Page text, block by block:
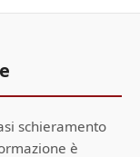
schieramento
è